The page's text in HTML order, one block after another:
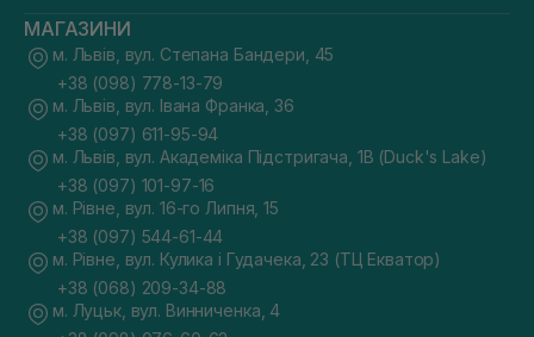
МАГАЗИНИ
м. Львів, вул. Степана Бандери, 45
+38 (098) 778-13-79
м. Львів, вул. Івана Франка, 36
+38 (097) 611-95-94
м. Львів, вул. Академіка Підстригача, 1В (Duck's Lake)
+38 (097) 101-97-16
м. Рівне, вул. 16-го Липня, 15
+38 (097) 544-61-44
м. Рівне, вул. Кулика і Гудачека, 23 (ТЦ Екватор)
+38 (068) 209-34-88
м. Луцьк, вул. Винниченка, 4